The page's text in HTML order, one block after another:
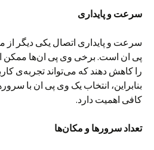
سرعت و پایداری
سرعت و پایداری اتصال یکی دیگر از
پی ان است. برخی وی پی ان‌ها
را کاهش دهند که می‌تواند تجربه‌ی
بنابراین، انتخاب یک وی پی ان با
کافی اهمیت دارد.
تعداد سرورها و مکان‌ها